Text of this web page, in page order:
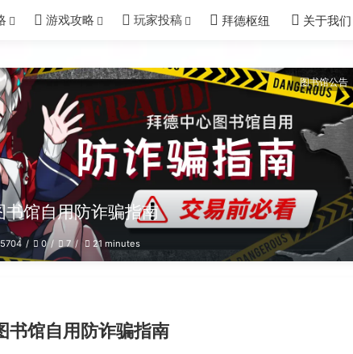
游戏攻略 玩家投稿 拜德枢纽 关于我们
图书馆公告
书馆自用防诈骗指南
5704 0 7 21 minutes
书馆自用防诈骗指南